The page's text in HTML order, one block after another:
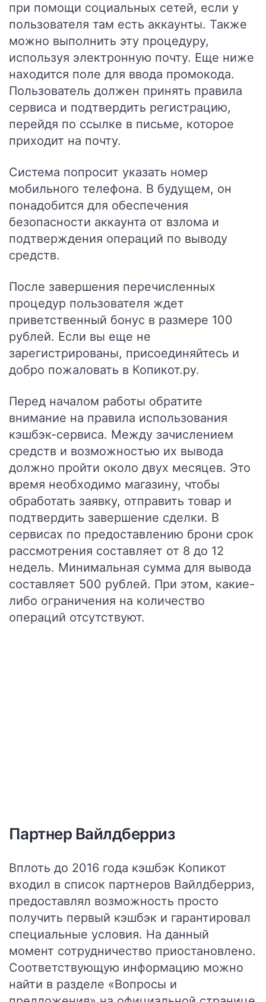
при помощи социальных сетей, если у
пользователя там есть аккаунты. Также
можно выполнить эту процедуру,
используя электронную почту. Еще ниже
находится поле для ввода промокода.
Пользователь должен принять правила
сервиса и подтвердить регистрацию,
перейдя по ссылке в письме, которое
приходит на почту.
Система попросит указать номер
мобильного телефона. В будущем, он
понадобится для обеспечения
безопасности аккаунта от взлома и
подтверждения операций по выводу
средств.
После завершения перечисленных
процедур пользователя ждет
приветственный бонус в размере 100
рублей. Если вы еще не
зарегистрированы, присоединяйтесь и
добро пожаловать в Копикот.ру.
Перед началом работы обратите
внимание на правила использования
кэшбэк-сервиса. Между зачислением
средств и возможностью их вывода
должно пройти около двух месяцев. Это
время необходимо магазину, чтобы
обработать заявку, отправить товар и
подтвердить завершение сделки. В
сервисах по предоставлению брони срок
рассмотрения составляет от 8 до 12
недель. Минимальная сумма для вывода
составляет 500 рублей. При этом, какие-
либо ограничения на количество
операций отсутствуют.
Партнер Вайлдберриз
Вплоть до 2016 года кэшбэк Копикот
входил в список партнеров Вайлдберриз,
предоставлял возможность просто
получить первый кэшбэк и гарантировал
специальные условия. На данный
момент сотрудничество приостановлено.
Соответствующую информацию можно
найти в разделе «Вопросы и